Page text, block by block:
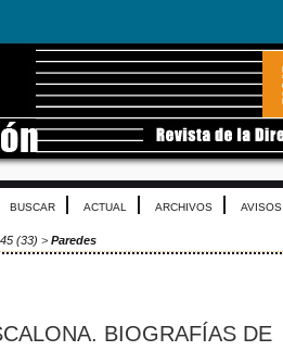
BUSCAR ACTUAL ARCHIVOS AVISOS
(33) > Paredes
BIOGRAFÍAS DE